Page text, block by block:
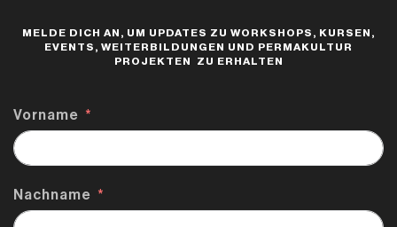
MELDE DICH AN, UM UPDATES ZU WORKSHOPS, KURSEN,
EVENTS, WEITERBILDUNGEN UND PERMAKULTUR
PROJEKTEN ZU ERHALTEN
Vorname
Nachname